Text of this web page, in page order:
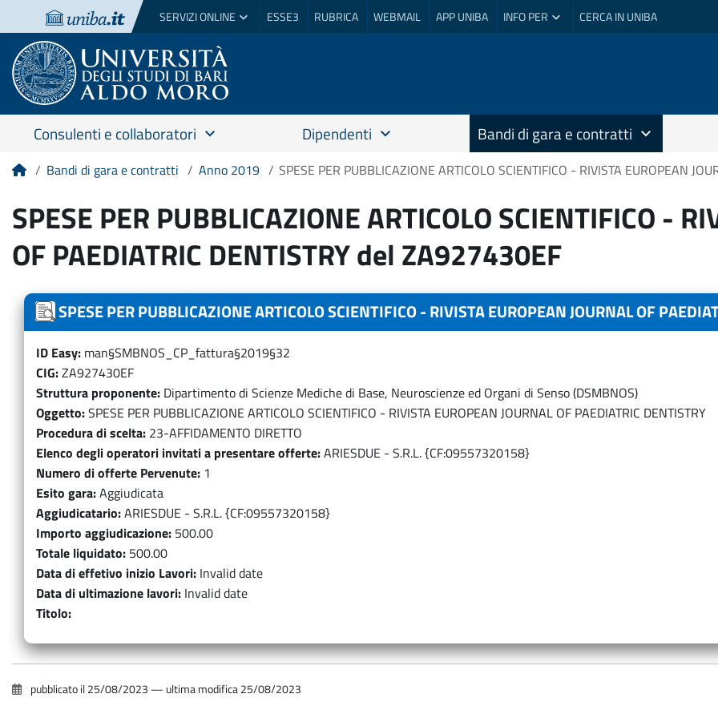
SERVIZI ONLINE ESSE3 RUBRICA WEBMAIL APP UNIBA INFO PER CERCA IN UNIBA
Consulenti e collaboratori Dipendenti Bandi di gara e contratti
HomeBandi di gara e contratti Anno 2019 SPESE PER PUBBLICAZIONE ARTICOLO SCIENTIFICO - RIVISTA EUROPEAN
SPESE PER PUBBLICAZIONE ARTICOLO SCIENTIFICO -
OF PAEDIATRIC DENTISTRY del ZA927430EF
SPESE PER PUBBLICAZIONE ARTICOLO SCIENTIFICO - RIVISTA EUROPEAN JOURNAL OF
ID Easy man§SMBNOS_CP_fattura§2019§32
CIG ZA927430EF
Struttura proponente Dipartimento di Scienze Mediche di Base, Neuroscienze ed Organi di Senso (DSMBNOS)
Oggetto SPESE PER PUBBLICAZIONE ARTICOLO SCIENTIFICO - RIVISTA EUROPEAN JOURNAL OF PAEDIATRIC DENTISTRY
Procedura di scelta 23-AFFIDAMENTO DIRETTO
Elenco degli operatori invitati a presentare offerte ARIESDUE - S.R.L. {CF:09557320158}
Numero di offerte Pervenute 1
Esito gara Aggiudicata
Aggiudicatario ARIESDUE - S.R.L. {CF:09557320158}
Importo aggiudicazione 500.00
Totale liquidato 500.00
Data di effetivo inizio Lavori Invalid date
Data di ultimazione lavori Invalid date
Titolo
pubblicato il25/08/2023 — ultima modifica25/08/2023